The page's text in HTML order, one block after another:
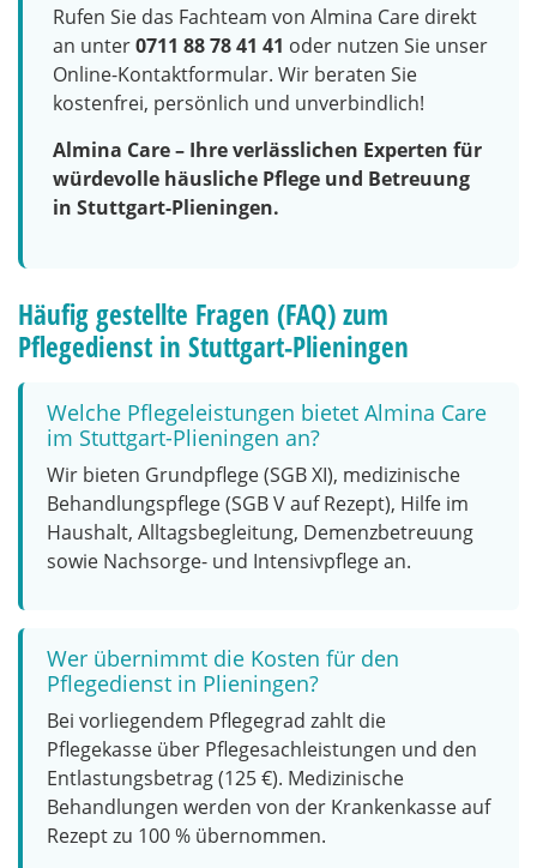
Rufen Sie das Fachteam von Almina Care direkt
an unter0711 88 78 41 41 oder nutzen Sie unser
Online-Kontaktformular. Wir beraten Sie
kostenfrei, persönlich und unverbindlich!
Almina Care – Ihre verlässlichen Experten für
würdevolle häusliche Pflege und Betreuung
in Stuttgart-Plieningen.
Häufig gestellte Fragen (FAQ) zum
Pflegedienst in Stuttgart-Plieningen
Welche Pflegeleistungen bietet Almina Care
im Stuttgart-Plieningen an?
Wir bieten Grundpflege (SGB XI), medizinische
Behandlungspflege (SGB V auf Rezept), Hilfe im
Haushalt, Alltagsbegleitung, Demenzbetreuung
sowie Nachsorge- und Intensivpflege an.
Wer übernimmt die Kosten für den
Pflegedienst in Plieningen?
Bei vorliegendem Pflegegrad zahlt die
Pflegekasse über Pflegesachleistungen und den
Entlastungsbetrag (125 €). Medizinische
Behandlungen werden von der Krankenkasse auf
Rezept zu 100 % übernommen.